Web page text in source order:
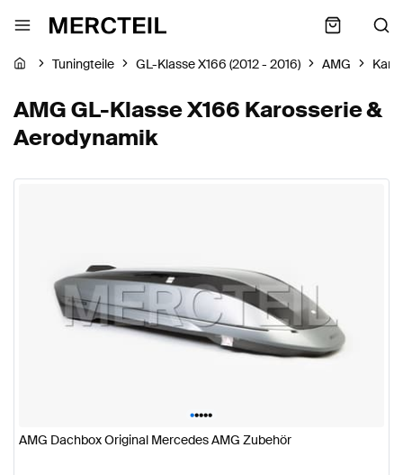
Tuningteile GL-Klasse X166 (2012 - 2016) AMG
AMG GL-Klasse X166 Karosserie &
Aerodynamik
•••••
AMG Dachbox Original Mercedes AMG Zubehör